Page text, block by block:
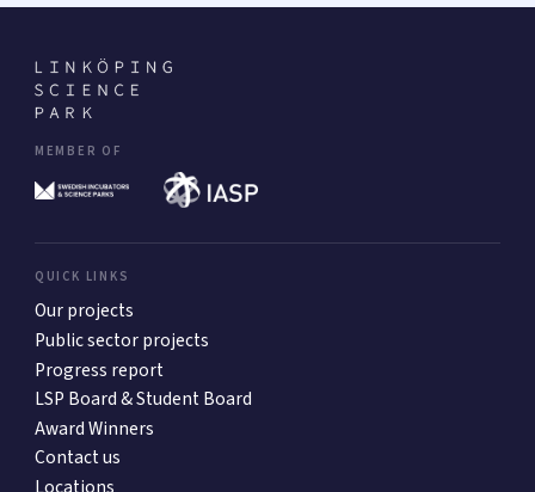
MEMBER OF
QUICK LINKS
Our projects
Public sector projects
Progress report
LSP Board & Student Board
Award Winners
Contact us